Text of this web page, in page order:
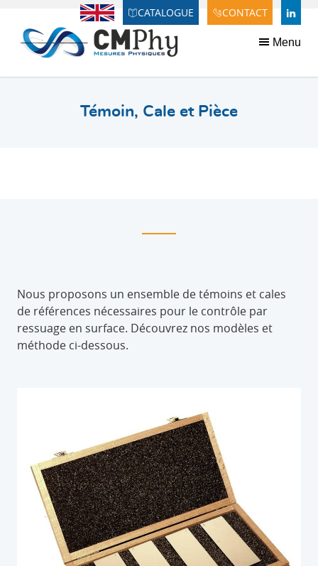
Menu
Anglais CATALOGUE CONTACT
Témoin, Cale et Pièce
Nous proposons un ensemble de témoins et cales
de références nécessaires pour le contrôle par
ressuage en surface. Découvrez nos modèles et
méthode ci-dessous.
Panneau de gestion des cookies